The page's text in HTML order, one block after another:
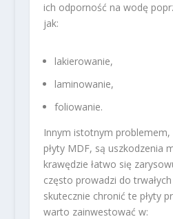
ich odporność na wodę
jak:
lakierowanie,
laminowanie,
foliowanie.
Innym istotnym problemem,
płyty MDF, są uszkodzenia
krawędzie łatwo się
często prowadzi do
skutecznie chronić te płyty
warto zainwestować w: